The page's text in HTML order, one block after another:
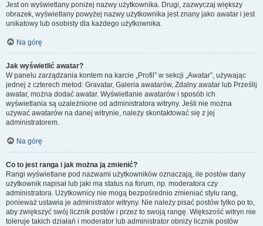
Jest on wyświetlany poniżej nazwy użytkownika. Drugi, zazwyczaj większy
obrazek, wyświetlany powyżej nazwy użytkownika jest znany jako awatar i jest
unikatowy lub osobisty dla każdego użytkownika.
Na górę
Jak wyświetlić awatar?
W panelu zarządzania kontem na karcie „Profil” w sekcji „Awatar”, używając
jednej z czterech metod: Gravatar, Galeria awatarów, Zdalny awatar lub Prześlij
awatar, można dodać awatar. Wyświetlanie awatarów i sposób ich
wyświetlania są uzależnione od administratora witryny. Jeśli nie można
używać awatarów na danej witrynie, należy skontaktować się z jej
administratorem.
Na górę
Co to jest ranga i jak można ją zmienić?
Rangi wyświetlane pod nazwami użytkowników oznaczają, ile postów dany
użytkownik napisał lub jaki ma status na forum, np. moderatora czy
administratora. Użytkownicy nie mogą bezpośrednio zmieniać stylu rang,
ponieważ ustawia je administrator witryny. Nie należy pisać postów tylko po to,
aby zwiększyć swój licznik postów i przez to swoją rangę. Większość witryn nie
toleruje takich działań i moderator lub administrator obniży licznik postów